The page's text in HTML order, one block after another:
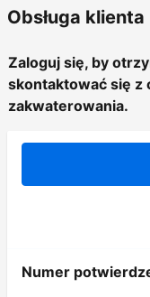
Obsługa klienta
Zaloguj się, by
skontaktować się z
zakwaterowania.
Numer